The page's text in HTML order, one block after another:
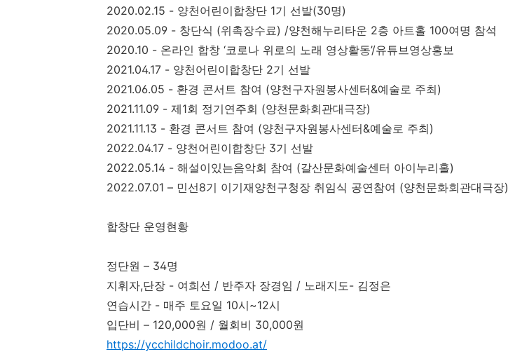
2020.02.15 - 양천어린이합창단 1기 선발(30명)
2020.05.09 - 창단식 (위촉장수료) /양천해누리타운 2층 아트홀 100여명 참석
2020.10 - 온라인 합창 ‘코로나 위로의 노래 영상활동’/유튜브영상홍보
2021.04.17 - 양천어린이합창단 2기 선발
2021.06.05 - 환경 콘서트 참여 (양천구자원봉사센터&예술로 주최)
2021.11.09 - 제1회 정기연주회 (양천문화회관대극장)
2021.11.13 - 환경 콘서트 참여 (양천구자원봉사센터&예술로 주최)
2022.04.17 - 양천어린이합창단 3기 선발
2022.05.14 - 해설이있는음악회 참여 (갈산문화예술센터 아이누리홀)
2022.07.01 – 민선8기 이기재양천구청장 취임식 공연참여 (양천문화회관대극장)
합창단 운영현황
정단원 – 34명
지휘자,단장 - 여희선 / 반주자 장경임 / 노래지도- 김정은
연습시간 - 매주 토요일 10시~12시
입단비 – 120,000원 / 월회비 30,000원
https://ycchildchoir.modoo.at/